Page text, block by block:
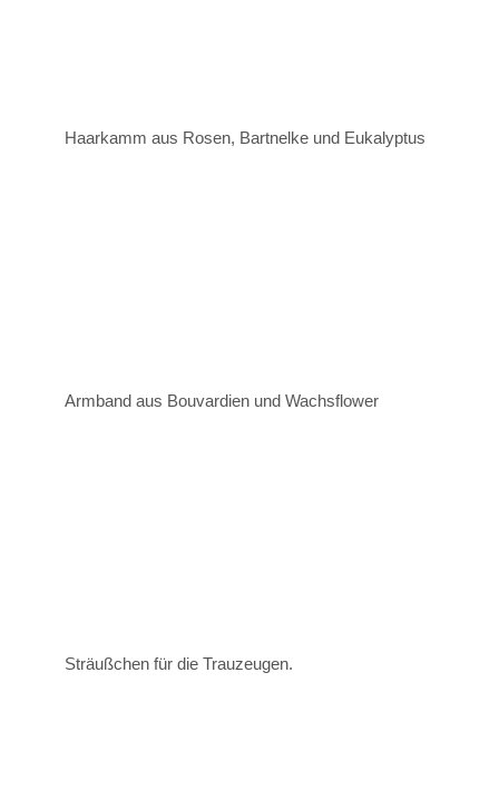
Haarkamm aus Rosen, Bartnelke und Eukalyptus
Armband aus Bouvardien und Wachsflower
Sträußchen für die Trauzeugen.